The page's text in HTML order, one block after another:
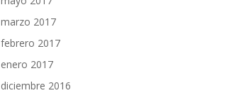
marzo 2017
febrero 2017
enero 2017
diciembre 2016